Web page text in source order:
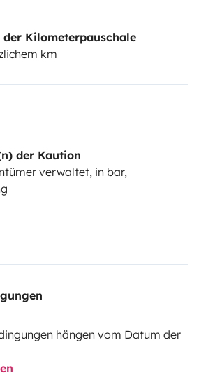
Kilometerpauschale
km
der Kaution
verwaltet, in bar,
hängen vom Datum der